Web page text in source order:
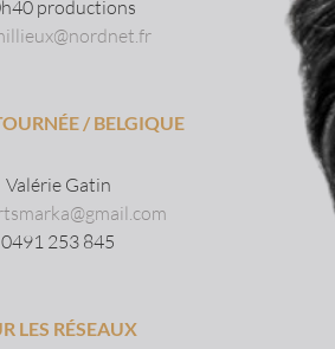
productions
/ BELGIQUE
Valérie Gatin
0491 253 845
LES RÉSEAUX